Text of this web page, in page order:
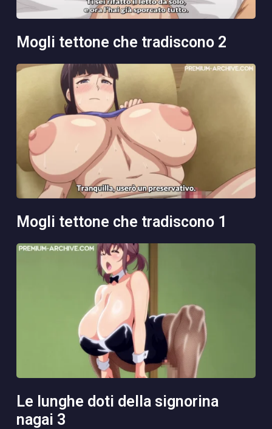
mogli tettone che tradiscono 2
mogli tettone che tradiscono 1
le lunghe doti della signorina
nagai 3